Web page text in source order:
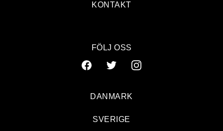
KONTAKT
FÖLJ OSS
DANMARK
SVERIGE